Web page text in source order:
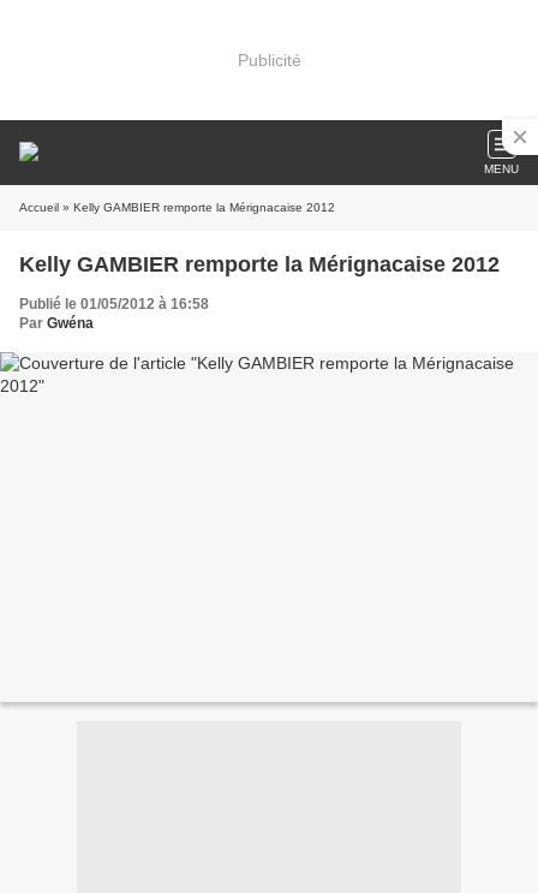
Publicité
MENU
Accueil » Kelly GAMBIER remporte la Mérignacaise 2012
Kelly GAMBIER remporte la Mérignacaise 2012
Publié le 01/05/2012 à 16:58
Par Gwéna